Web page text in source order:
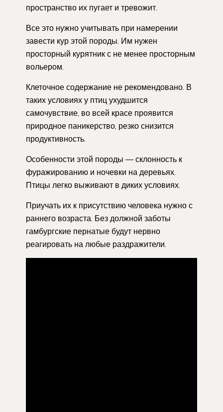
пространство их пугает и тревожит.
Все это нужно учитывать при намерении
завести кур этой породы. Им нужен
просторный курятник с не менее просторным
вольером.
Клеточное содержание не рекомендовано. В
таких условиях у птиц ухудшится
самочувствие, во всей красе проявится
природное паникерство, резко снизится
продуктивность.
Особенности этой породы — склонность к
фуражированию и ночевки на деревьях.
Птицы легко выживают в диких условиях.
Приучать их к присутствию человека нужно с
раннего возраста. Без должной заботы
гамбургские пернатые будут нервно
реагировать на любые раздражители.